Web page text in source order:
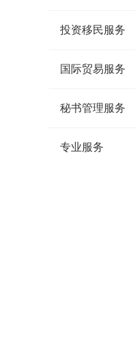
投资移民服务
国际贸易服务
秘书管理服务
专业服务